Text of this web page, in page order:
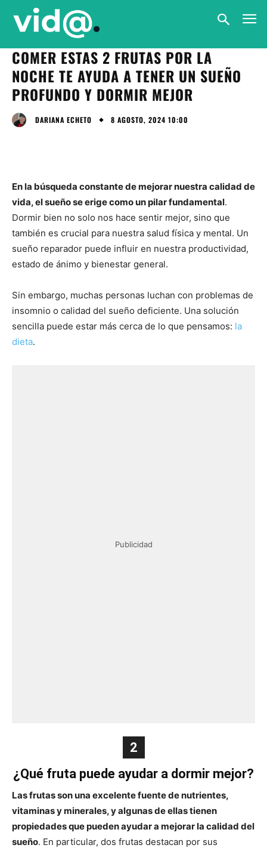
COMER ESTAS 2 FRUTAS POR LA
NOCHE TE AYUDA A TENER UN SUEÑO
PROFUNDO Y DORMIR MEJOR
DARIANA ECHETO 8 AGOSTO, 2024 10:00
En la búsqueda constante de mejorar nuestra calidad de
vida, el sueño se erige como un pilar fundamental.
Dormir bien no solo nos hace sentir mejor, sino que
también es crucial para nuestra salud física y mental. Un
sueño reparador puede influir en nuestra productividad,
estado de ánimo y bienestar general.
Sin embargo, muchas personas luchan con problemas de
insomnio o calidad del sueño deficiente. Una solución
sencilla puede estar más cerca de lo que pensamos: la
dieta.
Publicidad
2
¿Qué fruta puede ayudar a dormir mejor?
Las frutas son una excelente fuente de nutrientes,
vitaminas y minerales, y algunas de ellas tienen
propiedades que pueden ayudar a mejorar la calidad del
sueño. En particular, dos frutas destacan por sus